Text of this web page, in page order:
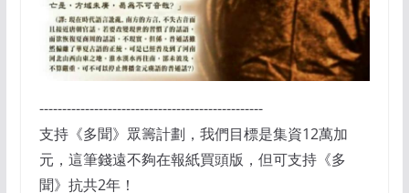
-------------------------------------------------
支持《多聞》眾籌計劃，我們目標是集資12萬加
元，這筆錢遠不夠在報紙買頭版，但可支持《多
聞》抗共2年！